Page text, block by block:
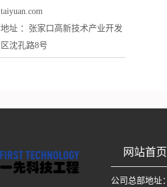
taiyuan.com
地址 ： 张家口高新技术产业开发
区沈孔路8号
网站首页
公司总部地址：